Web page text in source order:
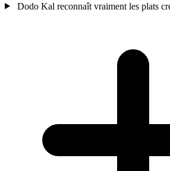
Dodo Kal reconnaît vraiment les plats